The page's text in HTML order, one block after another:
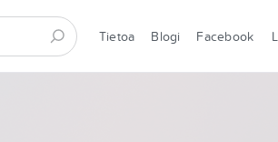
Tietoa Blogi Facebook